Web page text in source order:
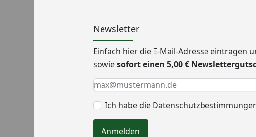
Newsletter
Einfach hier die E-Mail-Adresse eintragen
sowiesofort einen 5,00 €
Keine Eingabe erforderlich
Eingabe erforderlich
E-Mail *
Ich habe die
Anmelden